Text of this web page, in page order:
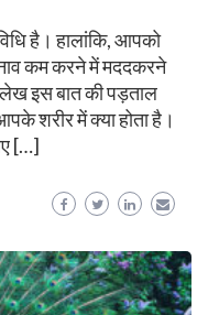
है। हालांकि, आपको
कम करने में मददकरने
इस बात की पड़ताल
शरीर में क्या होता है।
[…]